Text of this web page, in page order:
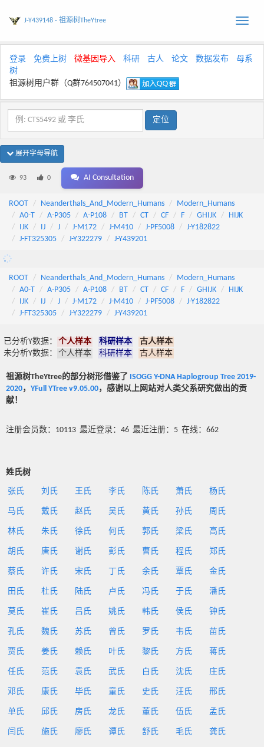
Toggle
J-Y439148 - 祖源树TheYtree
登录 免费上树 微基因导入 科研 古人 论文 数据发布
母系
树
祖源树用户群（Q群764507041）
展开字母导航
93 0 AI Consultation
ROOT Neanderthals_And_Modern_Humans
Modern_Humans
A0-T
A-P305 A-P108 BT CT CF F GHIJK
HIJK
IJK
IJ J J-M172 J-M410 J-PF5008
J-Y182822
J-FT325305
J-Y322279 J-Y439201
ROOT Neanderthals_And_Modern_Humans
Modern_Humans
A0-T
A-P305 A-P108 BT CT CF F GHIJK
HIJK
IJK
IJ J J-M172 J-M410 J-PF5008
J-Y182822
J-FT325305
J-Y322279 J-Y439201
已分析Y数据： 个人样本 科研样本
古人样本
未分析Y数据：
个人样本 科研样本 古人样本
祖源树TheYtree的部分树形借鉴了 ISOGG Y-DNA Haplogroup Tree 2019-
2020， YFull YTree v9.05.00，感谢以上网站对人类父系研究做出的贡
献！
注册会员数：10113 最近登录：46 最近注册：5 在线：662
姓氏树
张氏 刘氏 王氏 李氏 陈氏 萧氏 杨氏
马氏 戴氏 赵氏 吴氏 黄氏 孙氏 周氏
林氏 朱氏 徐氏 何氏 郭氏 梁氏 高氏
胡氏 唐氏 谢氏 彭氏 曹氏 程氏 郑氏
蔡氏 许氏 宋氏 丁氏 余氏 覃氏 金氏
田氏 杜氏 陆氏 卢氏 冯氏 于氏 潘氏
莫氏 崔氏 吕氏 姚氏 韩氏 侯氏 钟氏
孔氏 魏氏 苏氏 曾氏 罗氏 韦氏 苗氏
贾氏 姜氏 赖氏 叶氏 黎氏 方氏 蒋氏
任氏 范氏 袁氏 武氏 白氏 沈氏 庄氏
邓氏 康氏 毕氏 童氏 史氏 汪氏 邢氏
单氏 邱氏 房氏 龙氏 董氏 伍氏 孟氏
闫氏 施氏 廖氏 谭氏 舒氏 毛氏 龚氏